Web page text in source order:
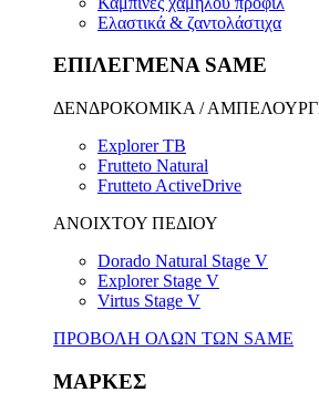
Ελαστικά & ζαντολάστιχα
ΕΠΙΛΕΓΜΕΝΑ SAME
ΔΕΝΔΡΟΚΟΜΙΚΑ /
Explorer TB
Frutteto Natural
Frutteto ActiveDrive
ΑΝΟΙΧΤΟΥ ΠΕΔΙΟΥ
Dorado Natural Stage V
Explorer Stage V
Virtus Stage V
ΠΡΟΒΟΛΗ ΟΛΩΝ ΤΩΝ SAME
ΜΑΡΚΕΣ